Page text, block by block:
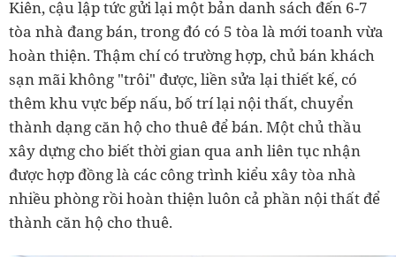
Kiên, cậu lập tức gửi lại một bản danh sách đến 6-7
tòa nhà đang bán, trong đó có 5 tòa là mới toanh vừa
hoàn thiện. Thậm chí có trường hợp, chủ bán khách
sạn mãi không "trôi" được, liền sửa lại thiết kế, có
thêm khu vực bếp nấu, bố trí lại nội thất, chuyển
thành dạng căn hộ cho thuê để bán. Một chủ thầu
xây dựng cho biết thời gian qua anh liên tục nhận
được hợp đồng là các công trình kiểu xây tòa nhà
nhiều phòng rồi hoàn thiện luôn cả phần nội thất để
thành căn hộ cho thuê.